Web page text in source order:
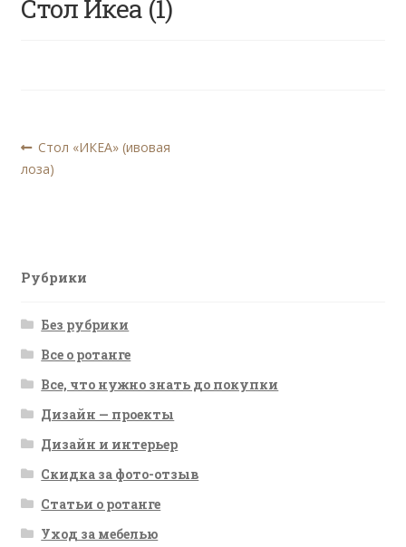
Стол Икеа (1)
Навигация
по
Предыдущая
запись:
Стол «ИКЕА» (ивовая
лоза)
Рубрики
Без рубрики
Все о ротанге
Все, что нужно знать до покупки
Дизайн — проекты
Дизайн и интерьер
Скидка за фото-отзыв
Статьи о ротанге
Уход за мебелью